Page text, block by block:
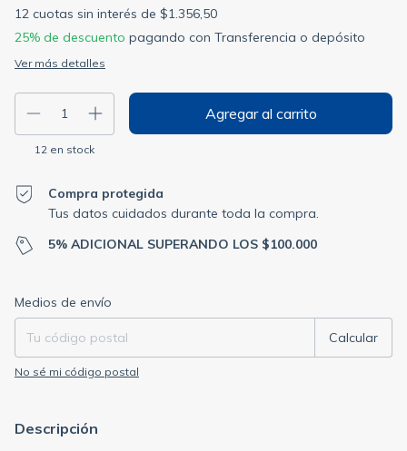
12 cuotas sin interés de $1.356,50
25% de descuento pagando con Transferencia o depósito
Ver más detalles
12 en stock
Compra protegida
Tus datos cuidados durante toda la compra.
5% ADICIONAL SUPERANDO LOS $100.000
Entregas para el CP:
Medios de envío
Calcular
No sé mi código postal
Descripción